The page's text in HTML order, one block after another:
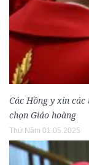
Các Hồng y xin
chọn Giáo hoàng
Thứ Năm 01.05.2025